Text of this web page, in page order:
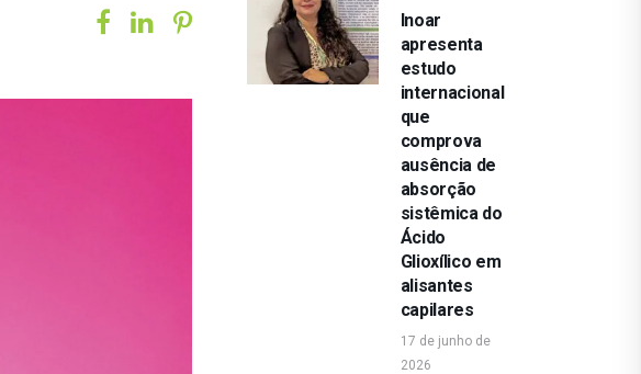
Inoar
apresenta
estudo
internacional
que
comprova
ausência de
absorção
sistêmica do
Ácido
Glioxílico em
alisantes
capilares
17 de junho de
2026